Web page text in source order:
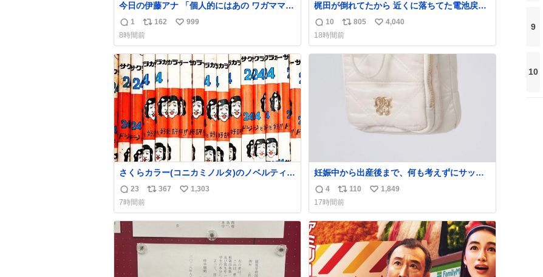
今日の伊藤アナ 「個人的にはあの ワガママな
モモンガを是非松平さんに成敗してほしい」
(手に刀を持ってモモ○ガを切る仕草) #ちいか
わ #アニメちいかわ
返
信
数
1
リ
ポ
ス
ト
数
162
い
ね
数
999
8時間前
梶田が倒れてたから 近くに落ちてた電池戻し
ておいた
返
信
数
10
リ
ポ
ス
805
い
ね
数
4,040
18時間前
さくらカラー(コニカミノルタ)のノベルティが
暗室から山のように出てきた。 1970年代のも
のかなあ。 欽ちゃん鉛筆。どうすんの、こ
れ。
返
信
数
23
リ
ス
数
367
い
ね
1,303
7時間前
妊娠中から出産後まで、何も考えずにサッと
持って行けるようなショルダーバッグが欲し
いな〜と思っていたのだけど snidelでめちゃ
くちゃピッタリなものを見つけたので買っ
た！✨ スマホと小物とペットボトルが入るの
最高すぎる🥹 しかもスマホ入れ独立してるし
ファスナーない！地味に嬉しいやつ！！！
返
信
数
4
リ
ポ
ス
ト
数
110
い
ね
数
1,849
17時間前
9
10